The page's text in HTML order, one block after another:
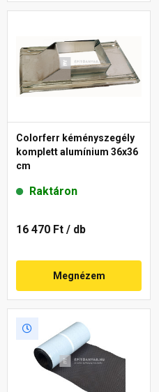
Colorferr kéményszegély
komplett alumínium 36x36
cm
Raktáron
16 470 Ft / db
Megnézem